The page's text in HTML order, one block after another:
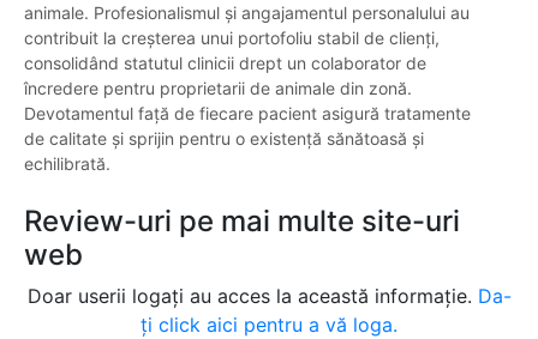
animale. Profesionalismul și angajamentul personalului au
contribuit la creșterea unui portofoliu stabil de clienți,
consolidând statutul clinicii drept un colaborator de
încredere pentru proprietarii de animale din zonă.
Devotamentul față de fiecare pacient asigură tratamente
de calitate și sprijin pentru o existență sănătoasă și
echilibrată.
Review-uri pe mai multe site-uri
web
Doar userii logați au acces la această informație. Da-
ți click aici pentru a vă loga.